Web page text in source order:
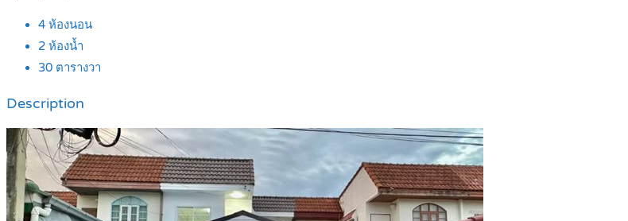
4 ห้องนอน
2 ห้องน้ำ
30 ตารางวา
Description